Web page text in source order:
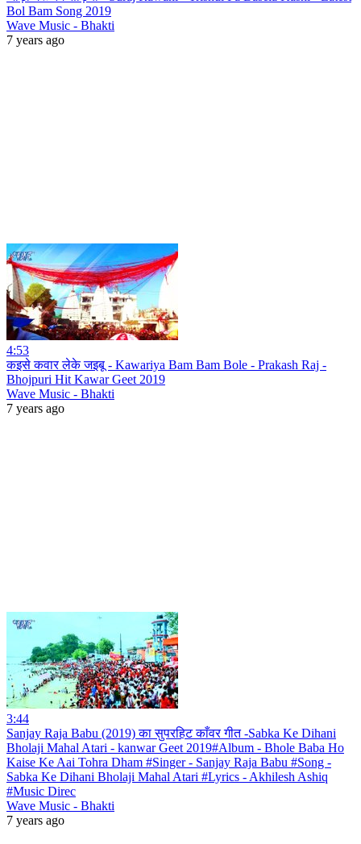
Bol Bam Song 2019
Wave Music - Bhakti
7 years ago
4:53
कइसे कवार लेके जइबू - Kawariya Bam Bam Bole - Prakash Raj -
Bhojpuri Hit Kawar Geet 2019
Wave Music - Bhakti
7 years ago
3:44
Sanjay Raja Babu (2019) का सुपरहिट काँवर गीत -Sabka Ke Dihani
Bholaji Mahal Atari - kanwar Geet 2019#Album - Bhole Baba Ho
Kaise Ke Aai Tohra Dham #Singer - Sanjay Raja Babu #Song -
Sabka Ke Dihani Bholaji Mahal Atari #Lyrics - Akhilesh Ashiq
#Music Direc
Wave Music - Bhakti
7 years ago